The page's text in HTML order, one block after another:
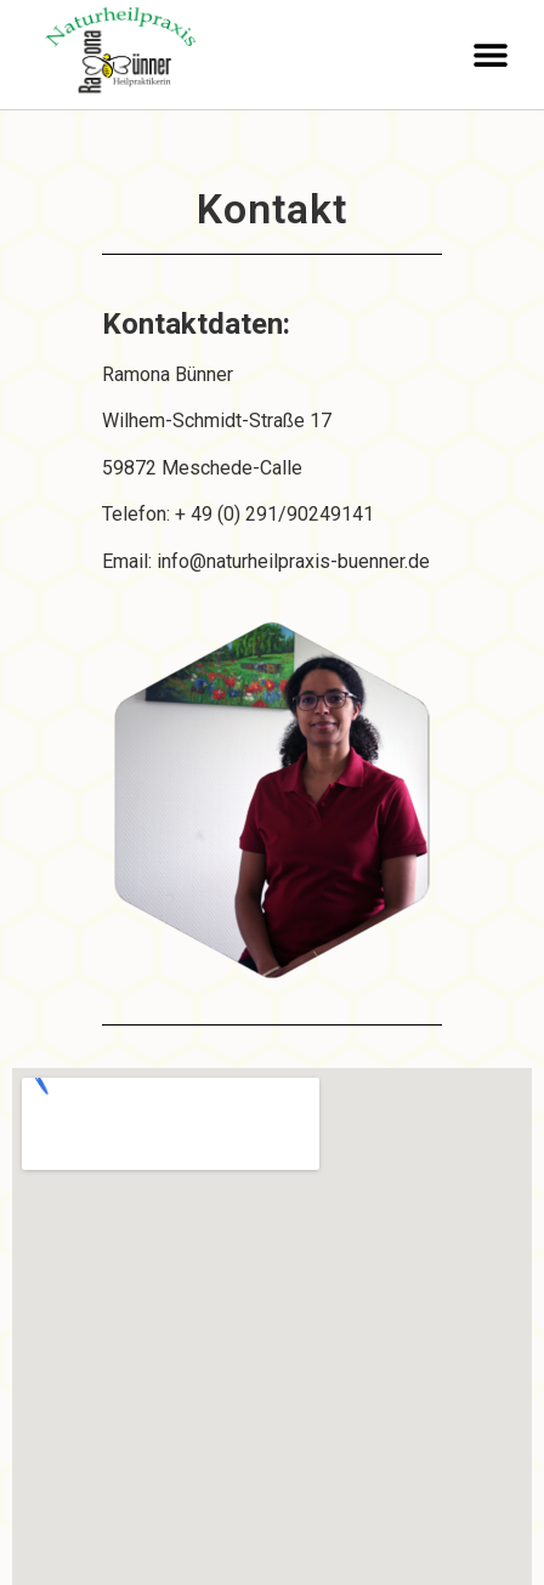
Kontakt
Kontaktdaten:
Ramona Bünner
Wilhem-Schmidt-Straße 17
59872 Meschede-Calle
Telefon: + 49 (0) 291/90249141
Email: info@naturheilpraxis-buenner.de